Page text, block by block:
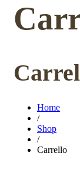
Home
/
Shop
/
Carrello